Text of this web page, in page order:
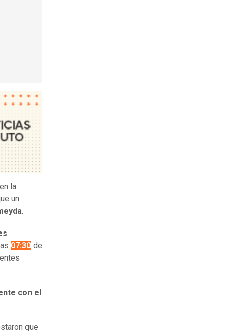
la
un
.
07:30 de
con el
que